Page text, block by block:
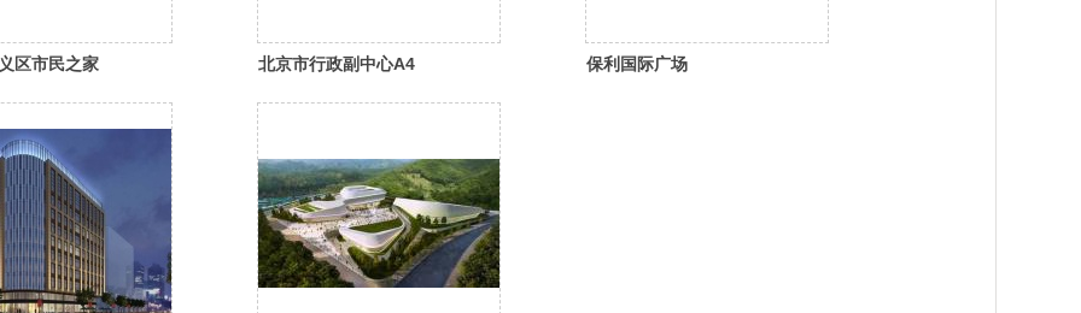
区市民之家 北京市行政副中心A4 保利国际广场